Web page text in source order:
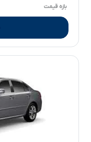
بازه قیمت